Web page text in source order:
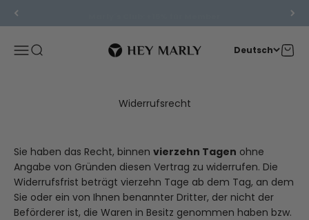
Zum Inhalt springen
MenüSuche
Hey Marly
Deutsch
Widerrufsrecht
Sie haben das Recht, binnen vierzehn Tagen ohne
Angabe von Gründen diesen Vertrag zu widerrufen. Die
Widerrufsfrist beträgt vierzehn Tage ab dem Tag, an dem
Sie oder ein von Ihnen benannter Dritter, der nicht der
Beförderer ist, die Waren in Besitz genommen haben bzw.